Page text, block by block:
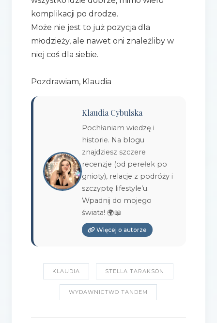
komplikacji po drodze.
Może nie jest to już pozycja dla
młodzieży, ale nawet oni znaleźliby w
niej coś dla siebie.
Pozdrawiam, Klaudia
Klaudia Cybulska
Pochłaniam wiedzę i
historie. Na blogu
znajdziesz szczere
recenzje (od perełek po
gnioty), relacje z podróży i
szczyptę lifestyle’u.
Wpadnij do mojego
świata! 🌍📖
Więcej o autorze
KLAUDIA STELLA TARAKSON
WYDAWNICTWO TANDEM